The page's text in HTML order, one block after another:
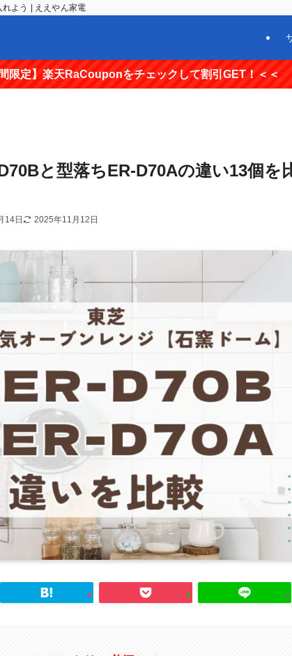
よう | ええやん家電
をチェックして割引GET！＜＜
と型落ちER-D70Aの違い13個を
14日 2025年11月12日